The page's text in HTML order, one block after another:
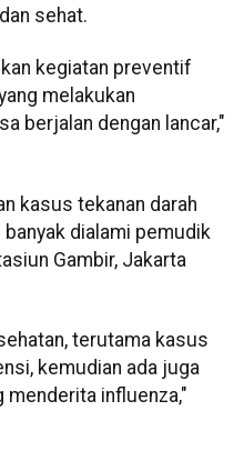
sehat.
kegiatan preventif
melakukan
berjalan dengan lancar,"
kasus tekanan darah
dialami pemudik
Gambir, Jakarta
terutama kasus
kemudian ada juga
menderita influenza,"